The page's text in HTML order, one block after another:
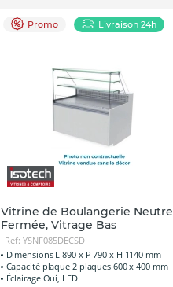
Promo Livraison 24h
Vitrine de Boulangerie Neutre
Fermée, Vitrage Bas
Ref: YSNF085DECSD
Dimensions L 890 x P 790 x H 1140 mm
Capacité plaque 2 plaques 600 x 400 mm
Éclairage Oui, LED